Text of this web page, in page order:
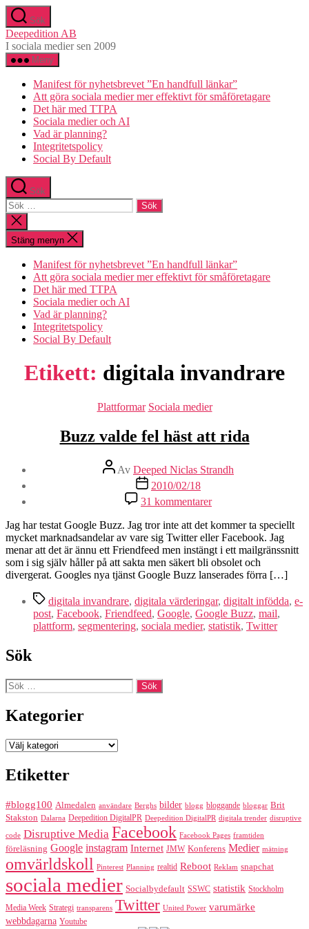
Hoppa
till
innehåll
Sök
Deepedition AB
I sociala medier sen 2009
Meny
Manifest för nyhetsbrevet ”En handfull länkar”
Att göra sociala medier mer effektivt för småföretagare
Det här med TTPA
Sociala medier och AI
Vad är planning?
Integritetspolicy
Social By Default
Sök
Sök
efter:
Stäng
sökningen
Stäng menyn
Manifest för nyhetsbrevet ”En handfull länkar”
Att göra sociala medier mer effektivt för småföretagare
Det här med TTPA
Sociala medier och AI
Vad är planning?
Integritetspolicy
Social By Default
Etikett: digitala invandrare
Kategorier
Plattformar Sociala medier
Buzz valde fel häst att rida
Inläggsförfattare
Av Deeped Niclas Strandh
Inläggsdatum
2010/02/18
31 kommentarertill
Buzz
valde
fel
häst
att
rida
Jag har testat Google Buzz. Jag tror inte att det kommer ta speciellt
mycket marknadsandelar av vare sig Twitter eller Facebook. Jag
menar att det är ännu ett Friendfeed men instängt i ett mailgränssnitt
som i sig själv håller på att sakta men säkert bli obsolet och
divergerat. Googles nya tjänst Google Buzz lanserades förra […]
Etiketter
digitala invandrare, digitala värderingar, digitalt infödda, e-
post, Facebook, Friendfeed, Google, Google Buzz, mail,
plattform, segmentering, sociala medier, statistik, Twitter
Sök
Sök
efter:
Kategorier
Kategorier
Etiketter
#blogg100 Almedalen användare Berghs bilder blogg bloggande bloggar Brit
Stakston Dalarna Deepedition DigitalPR Deepedition DigitalPR digitala trender disruptive
code Disruptive Media Facebook Facebook Pages framtiden
föreläsning Google instagram Internet JMW Konferens Medier mätning
omvärldskoll Pinterest Planning realtid Reboot Reklam snapchat
sociala medier Socialbydefault SSWC statistik Stockholm
Media Week Strategi transparens Twitter United Power varumärke
webbdagarna Youtube